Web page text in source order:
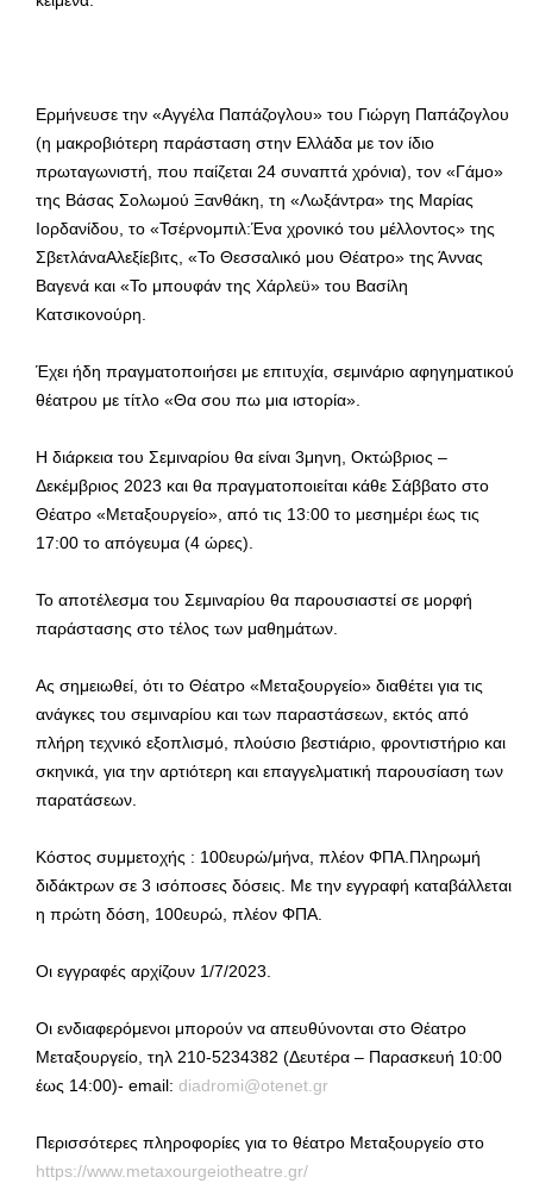
Ερμήνευσε την «Αγγέλα Παπάζογλου» του Γιώργη Παπάζογλου
(η μακροβιότερη παράσταση στην Ελλάδα με τον ίδιο
πρωταγωνιστή, που παίζεται 24 συναπτά χρόνια), τον «Γάμο»
της Βάσας Σολωμού Ξανθάκη, τη «Λωξάντρα» της Μαρίας
Ιορδανίδου, το «Τσέρνομπιλ:Ένα χρονικό του μέλλοντος» της
ΣβετλάναΑλεξίεβιτς, «Το Θεσσαλικό μου Θέατρο» της Άννας
Βαγενά και «Το μπουφάν της Χάρλεϋ» του Βασίλη
Κατσικονούρη.
Έχει ήδη πραγματοποιήσει με επιτυχία, σεμινάριο αφηγηματικού
θέατρου με τίτλο «Θα σου πω μια ιστορία».
Η διάρκεια του Σεμιναρίου θα είναι 3μηνη, Οκτώβριος –
Δεκέμβριος 2023 και θα πραγματοποιείται κάθε Σάββατο στο
Θέατρο «Μεταξουργείο», από τις 13:00 το μεσημέρι έως τις
17:00 το απόγευμα (4 ώρες).
Το αποτέλεσμα του Σεμιναρίου θα παρουσιαστεί σε μορφή
παράστασης στο τέλος των μαθημάτων.
Ας σημειωθεί, ότι το Θέατρο «Μεταξουργείο» διαθέτει για τις
ανάγκες του σεμιναρίου και των παραστάσεων, εκτός από
πλήρη τεχνικό εξοπλισμό, πλούσιο βεστιάριο, φροντιστήριο και
σκηνικά, για την αρτιότερη και επαγγελματική παρουσίαση των
παρατάσεων.
Κόστος συμμετοχής : 100ευρώ/μήνα, πλέον ΦΠΑ.Πληρωμή
διδάκτρων σε 3 ισόποσες δόσεις. Με την εγγραφή καταβάλλεται
η πρώτη δόση, 100ευρώ, πλέον ΦΠΑ.
Οι εγγραφές αρχίζουν 1/7/2023.
Οι ενδιαφερόμενοι μπορούν να απευθύνονται στο Θέατρο
Μεταξουργείο, τηλ 210-5234382 (Δευτέρα – Παρασκευή 10:00
έως 14:00)- email: diadromi@otenet.gr
Περισσότερες πληροφορίες για το θέατρο Μεταξουργείο στο
https://www.metaxourgeiotheatre.gr/